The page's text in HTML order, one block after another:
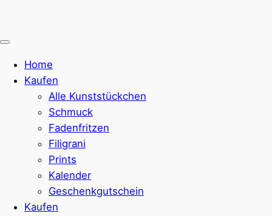
Home
Kaufen
Alle Kunststückchen
Schmuck
Fadenfritzen
Filigrani
Prints
Kalender
Geschenkgutschein
Kaufen